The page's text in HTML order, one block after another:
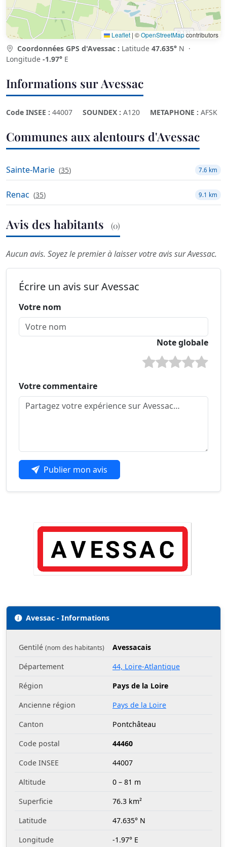
Leaflet | ©OpenStreetMapcontributors
Coordonnées GPS d'Avessac : Latitude 47.635° N ·
Longitude -1.97° E
Informations sur Avessac
Code INSEE : 44007 SOUNDEX : A120 METAPHONE : AFSK
Communes aux alentours d'Avessac
Sainte-Marie (35) 7.6 km
Renac (35) 9.1 km
Avis des habitants (0)
Aucun avis. Soyez le premier à laisser votre avis sur Avessac.
Écrire un avis sur Avessac
Votre nom
Note globale
Votre commentaire
Publier mon avis
Avessac - Informations
Gentilé (nom des habitants)
Avessacais
Département
44, Loire-Atlantique
Région
Pays de la Loire
Ancienne région
Pays de la Loire
Canton
Pontchâteau
Code postal
44460
Code INSEE
44007
Altitude
0 – 81 m
Superficie
76.3 km²
Latitude
47.635° N
Longitude
-1.97° E